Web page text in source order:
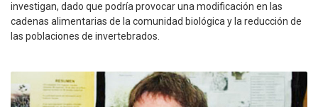
investigan, dado que podría provocar una modificación en las
cadenas alimentarias de la comunidad biológica y la reducción de
las poblaciones de invertebrados.